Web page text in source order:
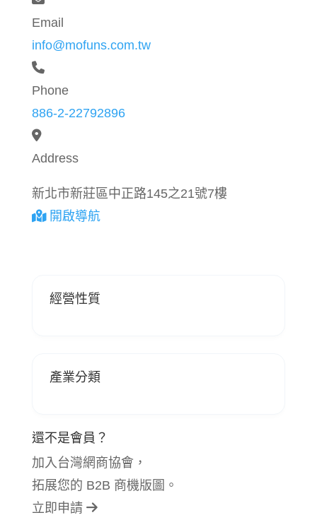
Email
info@mofuns.com.tw
Phone
886-2-22792896
Address
新北市新莊區中正路145之21號7樓
開啟導航
經營性質
產業分類
還不是會員？
加入台灣網商協會，
拓展您的 B2B 商機版圖。
立即申請